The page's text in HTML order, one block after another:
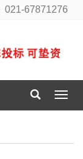
021-67871276
导
航